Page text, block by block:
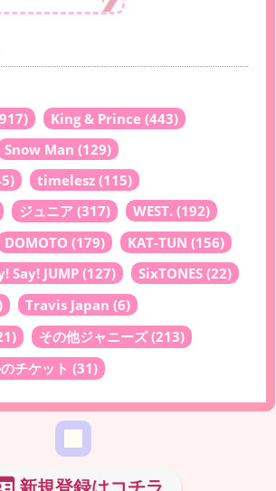
King & Prince (443)
Snow Man (129)
timelesz (115)
ジュニア (317) WEST. (192)
DOMOTO (179) KAT-TUN (156)
Say! JUMP (127) SixTONES (22)
Travis Japan (6)
その他ジャニーズ(213)
チケット (31)